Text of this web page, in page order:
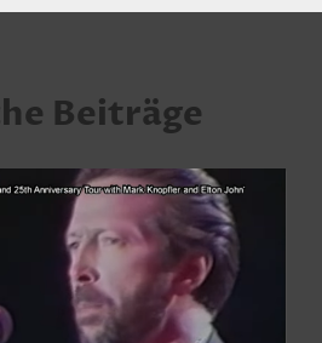
Beiträge